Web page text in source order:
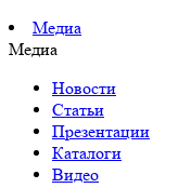
Медиа
Медиа
Новости
Статьи
Презентации
Каталоги
Видео